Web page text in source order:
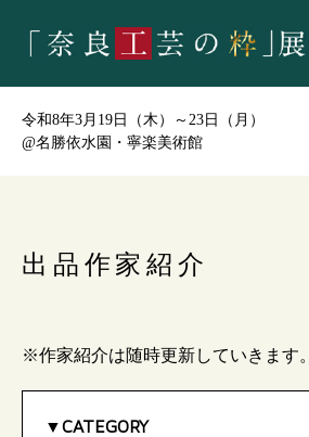
令和8年3月19日（木）～23日（月）
@名勝依水園・寧楽美術館
出品作家紹介
※作家紹介は随時更新していきます。
CATEGORY